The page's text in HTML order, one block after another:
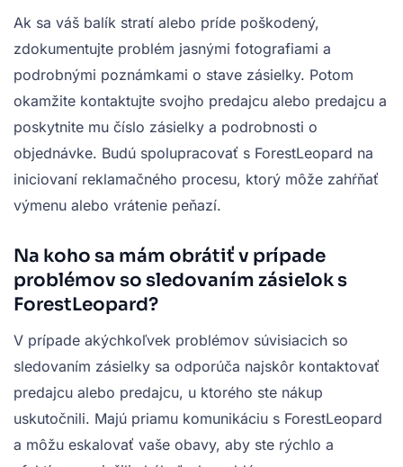
Ak sa váš balík stratí alebo príde poškodený,
zdokumentujte problém jasnými fotografiami a
podrobnými poznámkami o stave zásielky. Potom
okamžite kontaktujte svojho predajcu alebo predajcu a
poskytnite mu číslo zásielky a podrobnosti o
objednávke. Budú spolupracovať s ForestLeopard na
iniciovaní reklamačného procesu, ktorý môže zahŕňať
výmenu alebo vrátenie peňazí.
Na koho sa mám obrátiť v prípade
problémov so sledovaním zásielok s
ForestLeopard?
V prípade akýchkoľvek problémov súvisiacich so
sledovaním zásielky sa odporúča najskôr kontaktovať
predajcu alebo predajcu, u ktorého ste nákup
uskutočnili. Majú priamu komunikáciu s ForestLeopard
a môžu eskalovať vaše obavy, aby ste rýchlo a